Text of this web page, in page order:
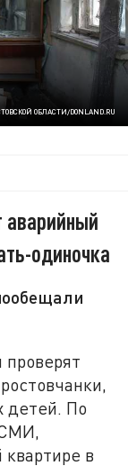
ОБЛАСТИ/DONLAND.RU
аварийный
одиночка
детей. По
СМИ,
в